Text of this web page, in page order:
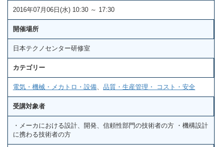
2016年07月06日(水) 10:30 ～ 17:30
開催場所
日本テクノセンター研修室
カテゴリー
電気・機械・メカトロ・設備 品質・生産管理・ コスト・安全
受講対象者
・メーカにおける設計、開発、信頼性部門の技術者の方 ・機構設計
に携わる技術者の方